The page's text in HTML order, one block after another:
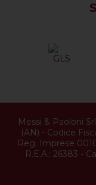
Messi & Paoloni Srl
(AN) - Codice
Reg. Imprese
R.E.A.: 26383 -